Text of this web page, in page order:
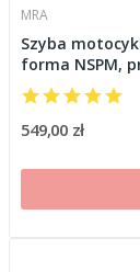
MRA
Szyba
forma NSPM,
549,00 zł